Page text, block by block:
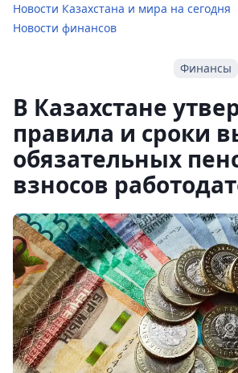
Новости Казахстана и мира на сегодня
Новости финансов
Финансы
В Казахстане
правила и сроки
обязательных
взносов